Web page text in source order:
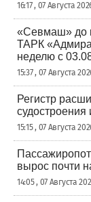
16:17 , 07 Августа
«Севмаш» до
ТАРК
неделю с
15:37 , 07 Августа
Регистр
15:15 , 07 Августа
вырос почти
14:05 , 07 Августа